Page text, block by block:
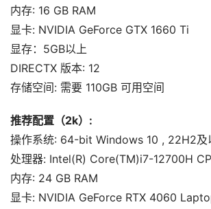
内存: 16 GB RAM
显卡: NVIDIA GeForce GTX 1660 Ti
显存：5GB以上
DIRECTX 版本: 12
存储空间: 需要 110GB 可用空间
推荐配置（2k）:
操作系统: 64-bit Windows 10 , 22H2及
处理器: Intel(R) Core(TM)i7-12700H
内存: 24 GB RAM
显卡: NVIDIA GeForce RTX 4060